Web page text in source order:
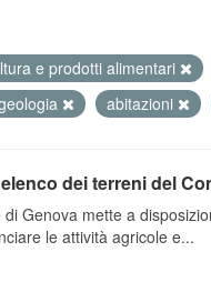
e prodotti alimentari
abitazioni
dei terreni del
Genova mette a
le attività agricole e...